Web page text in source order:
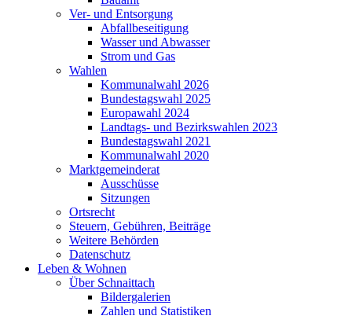
Ver- und Entsorgung
Abfallbeseitigung
Wasser und Abwasser
Strom und Gas
Wahlen
Kommunalwahl 2026
Bundestagswahl 2025
Europawahl 2024
Landtags- und Bezirkswahlen 2023
Bundestagswahl 2021
Kommunalwahl 2020
Marktgemeinderat
Ausschüsse
Sitzungen
Ortsrecht
Steuern, Gebühren, Beiträge
Weitere Behörden
Datenschutz
Leben & Wohnen
Über Schnaittach
Bildergalerien
Zahlen und Statistiken